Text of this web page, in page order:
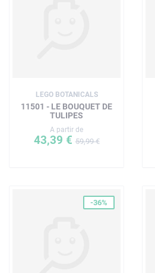
LEGO BOTANICALS
11501 - LE BOUQUET DE
TULIPES
A partir de
43,39 €59,99 €
-36%